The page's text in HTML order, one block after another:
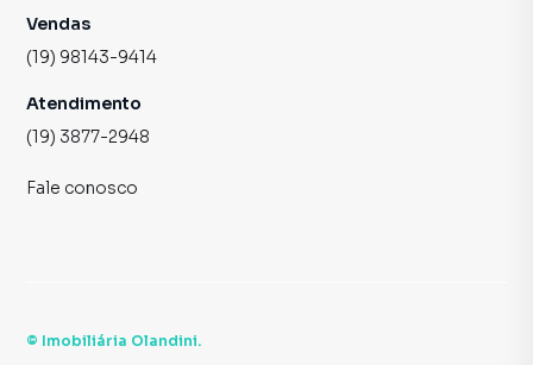
Vendas
(19) 98143-9414
Atendimento
(19) 3877-2948
Fale conosco
© Imobiliária Olandini.